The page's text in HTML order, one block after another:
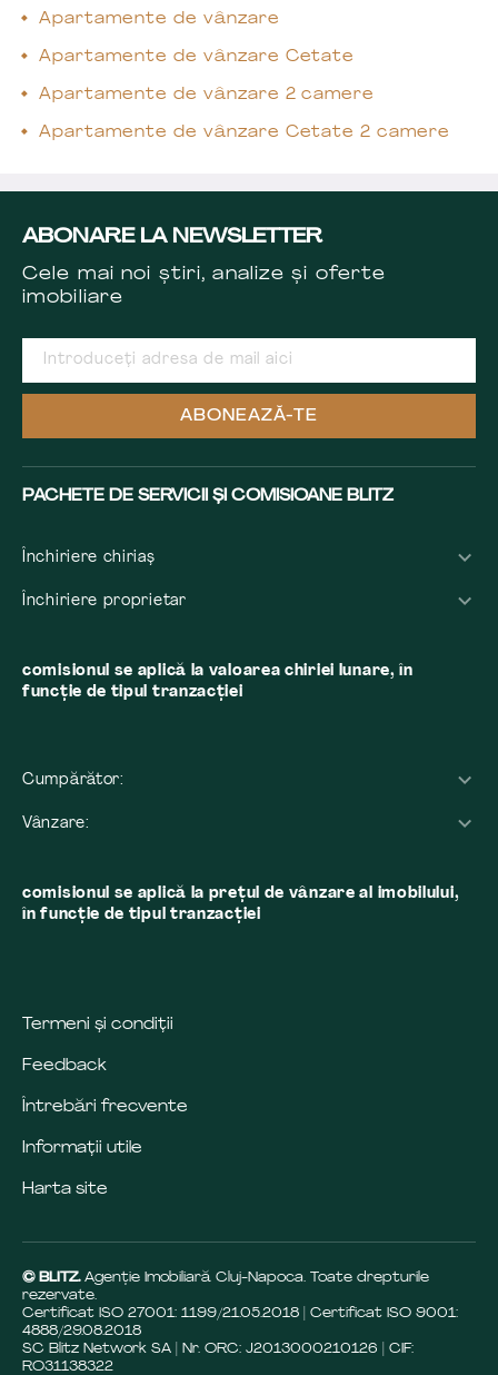
Apartamente de vânzare
Apartamente de vânzare Cetate
Apartamente de vânzare 2 camere
Apartamente de vânzare Cetate 2 camere
ABONARE LA NEWSLETTER
Cele mai noi știri, analize și oferte
imobiliare
ABONEAZĂ-TE
PACHETE DE SERVICII ȘI COMISIOANE BLITZ
Închiriere chiriaș
Închiriere proprietar
comisionul se aplică la valoarea chiriei lunare, în
funcție de tipul tranzacției
Cumpărător:
Vânzare:
comisionul se aplică la preţul de vânzare al imobilului,
în funcţie de tipul tranzacţiei
Termeni și condiții
Feedback
Întrebări frecvente
Informații utile
Harta site
© BLITZ. Agenție Imobiliară Cluj-Napoca. Toate drepturile
rezervate.
Certificat ISO 27001: 1199/21.05.2018 | Certificat ISO 9001:
4888/29.08.2018
SC Blitz Network SA | Nr. ORC: J2013000210126 | CIF:
RO31138322